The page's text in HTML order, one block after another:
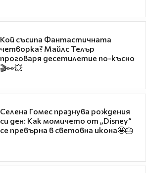
Кой съсипа Фантастичната
четворка? Майлс Телър
проговаря десетилетие по-късно
🎬👀💥
Селена Гомес празнува рождения
си ден: Как момичето от „Disney“
се превърна в световна икона🤩🎂